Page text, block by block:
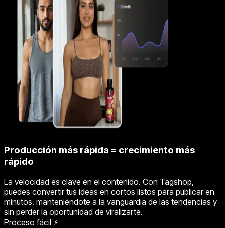
Producción más rápida = crecimiento más
rápido
La velocidad es clave en el contenido. Con Tagshop,
puedes convertir tus ideas en cortos listos para publicar en
minutos, manteniéndote a la vanguardia de las tendencias y
sin perder la oportunidad de viralizarte.
Proceso fácil ⚡